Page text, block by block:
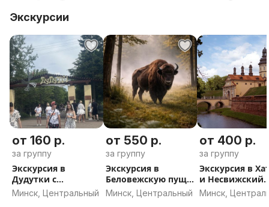
Экскурсии
от 160 р.
за группу
Экскурсия в
Дудутки с
трансфером из
Минска
Минск, Центральный
от 550 р.
за группу
Экскурсия в
Беловежскую пущу
с трансфером из
Минска
Минск, Центральный
от 400 р.
за группу
Экскурсия в
и Несвижский
замок с
трансфером из
Минск,